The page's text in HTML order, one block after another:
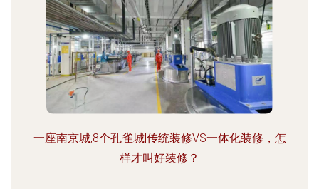
一座南京城,8个孔雀城|传统装修VS一体化装修，怎
样才叫好装修？